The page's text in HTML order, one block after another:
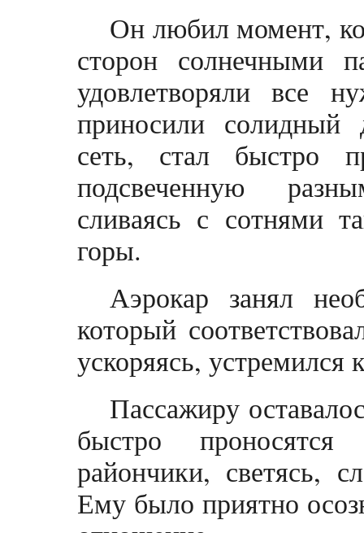
Он любил момент,
сторон солнечными
удовлетворяли все
приносили солидный
сеть, стал быстро
подсвеченную
сливаясь с сотнями
горы.
Аэрокар занял
который
ускоряясь, устремился
Пассажиру
быстро
райончики, светясь,
Ему было приятно